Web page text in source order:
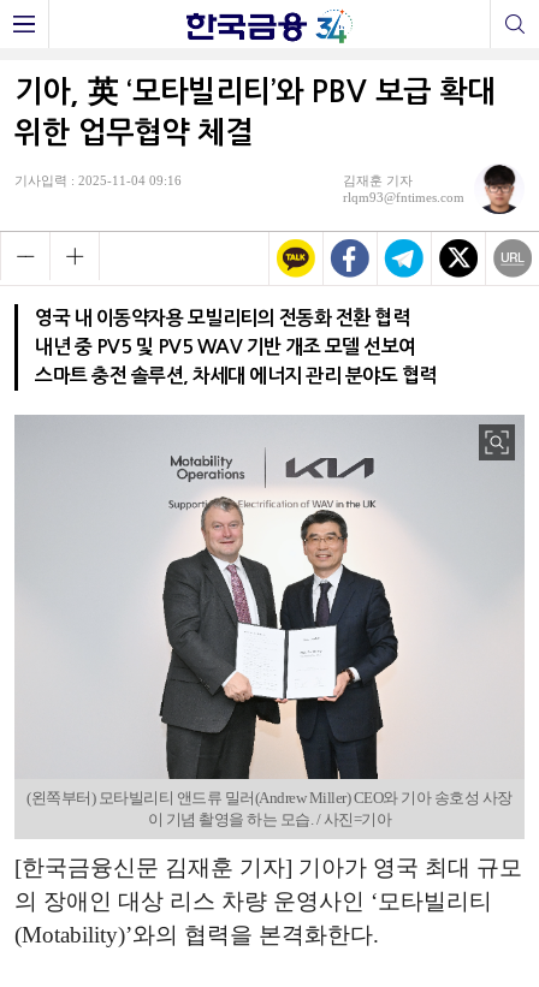
기아, 英 ‘모타빌리티’와 PBV 보급 확대
위한 업무협약 체결
기사입력 : 2025-11-04 09:16
김재훈 기자
rlqm93@fntimes.com
영국 내 이동약자용 모빌리티의 전동화 전환 협력
내년 중 PV5 및 PV5 WAV 기반 개조 모델 선보여
스마트 충전 솔루션, 차세대 에너지 관리 분야도 협력
(왼쪽부터) 모타빌리티 앤드류 밀러(Andrew Miller) CEO와 기아 송호성 사장
이 기념 촬영을 하는 모습. / 사진=기아
[한국금융신문 김재훈 기자] 기아가 영국 최대 규모
의 장애인 대상 리스 차량 운영사인 ‘모타빌리티
(Motability)’와의 협력을 본격화한다.